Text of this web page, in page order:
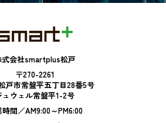
式会社smartplus松戸
〒270-2261
戸市常盤平五丁目28番5号
ュウェル常盤平1-2号
時間／AM9:00～PM6:00